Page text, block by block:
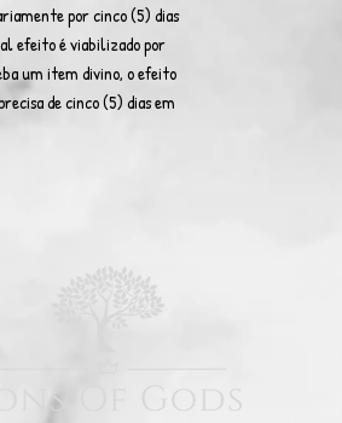
por cinco (5) dias
efeito é viabilizado por
um item divino, o efeito
de cinco (5) dias em